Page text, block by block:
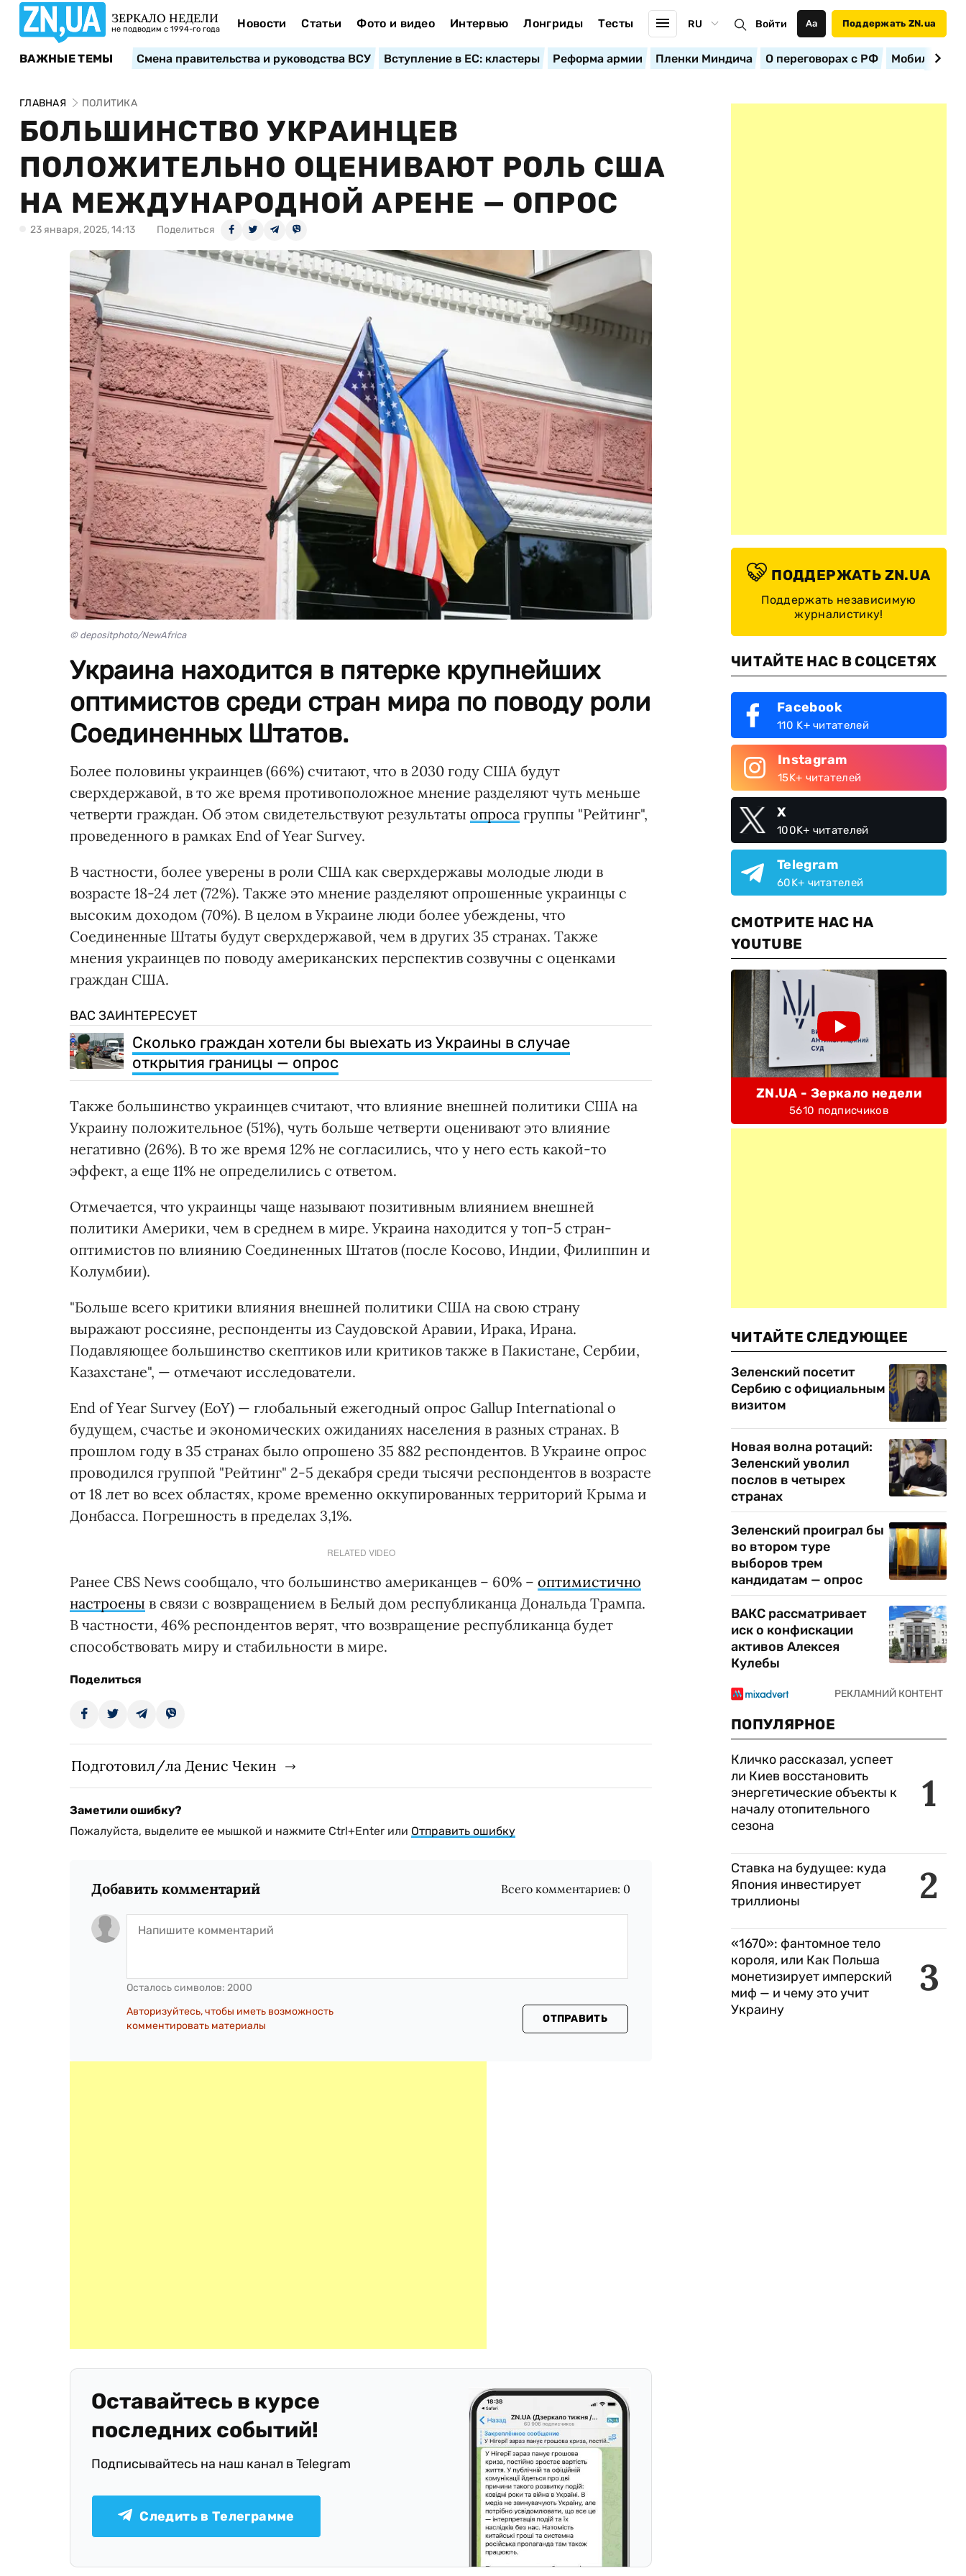
ЗЕРКАЛО НЕДЕЛИ
не подводим с 1994-го года Новости Статьи Фото и видео Интервью Лонгриды Тесты RU Войти Аа Поддержать ZN.ua
ВАЖНЫЕ ТЕМЫ Смена правительства и руководства ВСУ Вступление в ЕС: кластеры Реформа армии Пленки Миндича О переговорах с РФ
ГЛАВНАЯ ПОЛИТИКА
БОЛЬШИНСТВО УКРАИНЦЕВ
ПОЛОЖИТЕЛЬНО ОЦЕНИВАЮТ РОЛЬ США
НА МЕЖДУНАРОДНОЙ АРЕНЕ — ОПРОС
23 января, 2025, 14:13 Поделиться
© depositphoto/NewAfrica
Украина находится в пятерке крупнейших
оптимистов среди стран мира по поводу роли
Соединенных Штатов.
Более половины украинцев (66%) считают, что в 2030 году США будут
сверхдержавой, в то же время противоположное мнение разделяют чуть меньше
четверти граждан. Об этом свидетельствуют результаты опроса группы "Рейтинг",
проведенного в рамках End of Year Survey.
В частности, более уверены в роли США как сверхдержавы молодые люди в
возрасте 18-24 лет (72%). Также это мнение разделяют опрошенные украинцы с
высоким доходом (70%). В целом в Украине люди более убеждены, что
Соединенные Штаты будут сверхдержавой, чем в других 35 странах. Также
мнения украинцев по поводу американских перспектив созвучны с оценками
граждан США.
ВАС ЗАИНТЕРЕСУЕТ
Сколько граждан хотели бы выехать из Украины в случае
открытия границы — опрос
Также большинство украинцев считают, что влияние внешней политики США на
Украину положительное (51%), чуть больше четверти оценивают это влияние
негативно (26%). В то же время 12% не согласились, что у него есть какой-то
эффект, а еще 11% не определились с ответом.
Отмечается, что украинцы чаще называют позитивным влиянием внешней
политики Америки, чем в среднем в мире. Украина находится у топ-5 стран-
оптимистов по влиянию Соединенных Штатов (после Косово, Индии, Филиппин и
Колумбии).
"Больше всего критики влияния внешней политики США на свою страну
выражают россияне, респонденты из Саудовской Аравии, Ирака, Ирана.
Подавляющее большинство скептиков или критиков также в Пакистане, Сербии,
Казахстане", — отмечают исследователи.
End of Year Survey (EoY) — глобальный ежегодный опрос Gallup International о
будущем, счастье и экономических ожиданиях населения в разных странах. В
прошлом году в 35 странах было опрошено 35 882 респондентов. В Украине опрос
проводился группой "Рейтинг" 2-5 декабря среди тысячи респондентов в возрасте
от 18 лет во всех областях, кроме временно оккупированных территорий Крыма и
Донбасса. Погрешность в пределах 3,1%.
RELATED VIDEO
Ранее CBS News сообщало, что большинство американцев – 60% – оптимистично
настроены в связи с возвращением в Белый дом республиканца Дональда Трампа.
В частности, 46% респондентов верят, что возвращение республиканца будет
способствовать миру и стабильности в мире.
Поделиться
Подготовил/ла Денис Чекин
Заметили ошибку?
Пожалуйста, выделите ее мышкой и нажмите Ctrl+Enter или Отправить ошибку
Добавить комментарий Всего комментариев: 0
Осталось символов: 2000
Авторизуйтесь, чтобы иметь возможность
комментировать материалы
ОТПРАВИТЬ
Оставайтесь в курсе
последних событий!
Подписывайтесь на наш канал в Telegram
Следить в Телеграмме
ПОДДЕРЖАТЬ ZN.UA
Поддержать независимую
журналистику!
ЧИТАЙТЕ НАС В СОЦСЕТЯХ
Facebook
110 K+ читателей
Instagram
15K+ читателей
X
100K+ читателей
Telegram
60K+ читателей
СМОТРИТЕ НАС НА
YOUTUBE
ZN.UA - Зеркало недели
5610 подписчиков
ЧИТАЙТЕ СЛЕДУЮЩЕЕ
Зеленский посетит
Сербию с официальным
визитом
Новая волна ротаций:
Зеленский уволил
послов в четырех
странах
Зеленский проиграл бы
во втором туре
выборов трем
кандидатам — опрос
ВАКС рассматривает
иск о конфискации
активов Алексея
Кулебы
ПОПУЛЯРНОЕ
1
Кличко рассказал, успеет
ли Киев восстановить
энергетические объекты к
началу отопительного
сезона
2
Ставка на будущее: куда
Япония инвестирует
триллионы
3
«1670»: фантомное тело
короля, или Как Польша
монетизирует имперский
миф — и чему это учит
Украину